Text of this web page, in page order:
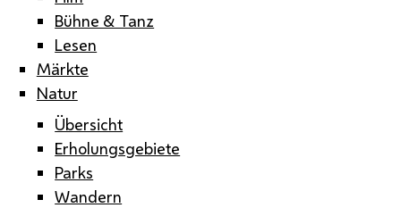
Bühne & Tanz
Lesen
Märkte
Natur
Übersicht
Erholungsgebiete
Parks
Wandern